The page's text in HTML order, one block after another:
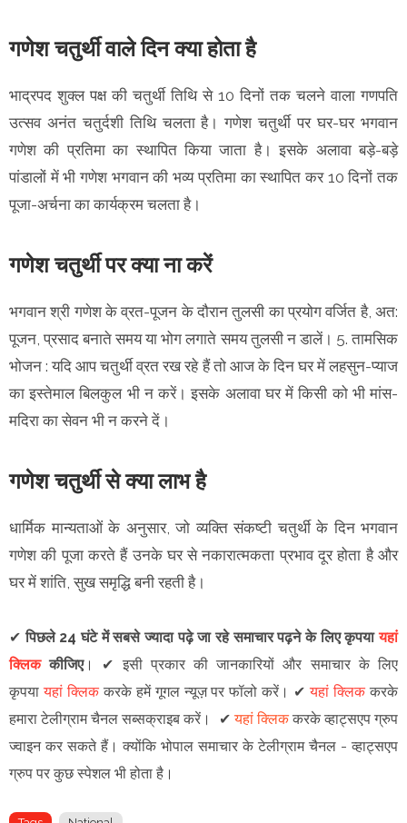
गणेश चतुर्थी वाले दिन क्या होता है
भाद्रपद शुक्ल पक्ष की चतुर्थी तिथि से 10 दिनों तक चलने वाला गणपति
उत्सव अनंत चतुर्दशी तिथि चलता है। गणेश चतुर्थी पर घर-घर भगवान
गणेश की प्रतिमा का स्थापित किया जाता है। इसके अलावा बड़े-बड़े
पांडालों में भी गणेश भगवान की भव्य प्रतिमा का स्थापित कर 10 दिनों तक
पूजा-अर्चना का कार्यक्रम चलता है।
गणेश चतुर्थी पर क्या ना करें
भगवान श्री गणेश के व्रत-पूजन के दौरान तुलसी का प्रयोग वर्जित है, अत:
पूजन, प्रसाद बनाते समय या भोग लगाते समय तुलसी न डालें। 5. तामसिक
भोजन : यदि आप चतुर्थी व्रत रख रहे हैं तो आज के दिन घर में लहसुन-प्याज
का इस्तेमाल बिलकुल भी न करें। इसके अलावा घर में किसी को भी मांस-
मदिरा का सेवन भी न करने दें।
गणेश चतुर्थी से क्या लाभ है
धार्मिक मान्यताओं के अनुसार, जो व्यक्ति संकष्टी चतुर्थी के दिन भगवान
गणेश की पूजा करते हैं उनके घर से नकारात्मकता प्रभाव दूर होता है और
घर में शांति, सुख समृद्धि बनी रहती है।
✔ पिछले 24 घंटे में सबसे ज्यादा पढ़े जा रहे समाचार पढ़ने के लिए कृपयायहां
क्लिककीजिए। ✔ इसी प्रकार की जानकारियों और समाचार के लिए
कृपयायहां क्लिककरके हमें गूगल न्यूज़ पर फॉलो करें । ✔यहां क्लिककरके
हमारा टेलीग्राम चैनल सब्सक्राइब करें।
✔यहां क्लिककरके व्हाट्सएप ग्रुप
ज्वाइन कर सकते हैं। क्योंकि भोपाल समाचार के टेलीग्राम चैनल - व्हाट्सएप
ग्रुप पर कुछ स्पेशल भी होता है।